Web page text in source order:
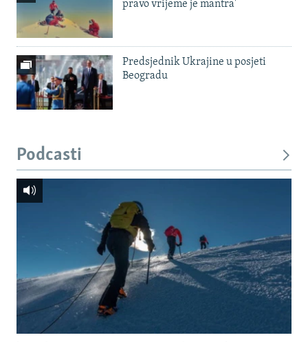
pravo vrijeme je mantra'
Predsjednik Ukrajine u posjeti
Beogradu
Podcasti